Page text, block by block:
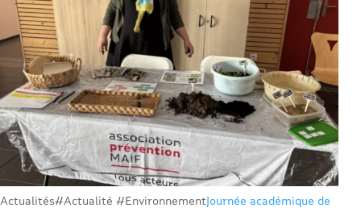
Actualités#Actualité #EnvironnementJournée académique de